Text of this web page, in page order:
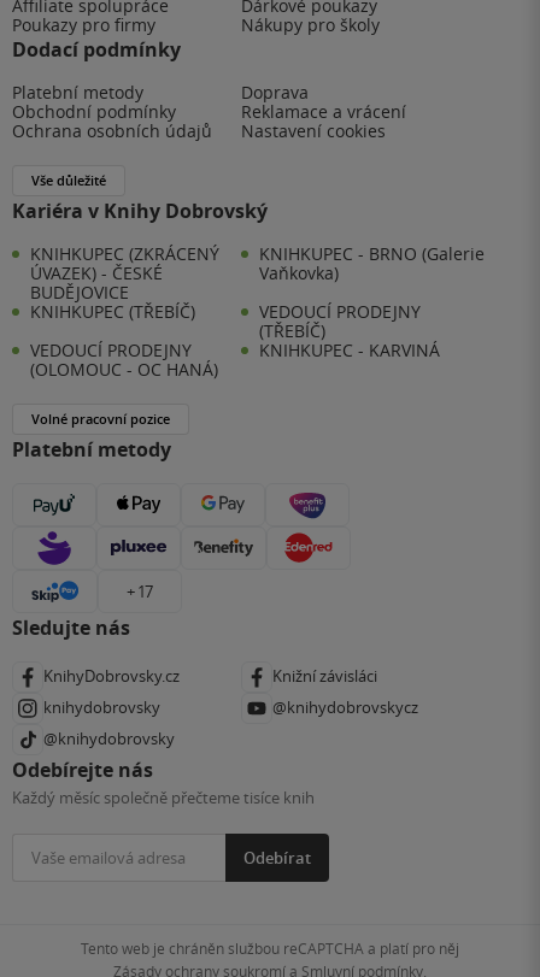
Affiliate spolupráce
Dárkové poukazy
Poukazy pro firmy
Nákupy pro školy
Dodací podmínky
Platební metody
Doprava
Obchodní podmínky
Reklamace a vrácení
Ochrana osobních údajů
Nastavení cookies
Vše důležité
Kariéra v Knihy Dobrovský
KNIHKUPEC (ZKRÁCENÝ
ÚVAZEK) - ČESKÉ
BUDĚJOVICE
KNIHKUPEC - BRNO (Galerie
Vaňkovka)
KNIHKUPEC (TŘEBÍČ)
VEDOUCÍ PRODEJNY
(TŘEBÍČ)
VEDOUCÍ PRODEJNY
(OLOMOUC - OC HANÁ)
KNIHKUPEC - KARVINÁ
Volné pracovní pozice
Platební metody
+ 17
Sledujte nás
KnihyDobrovsky.cz
Knižní závisláci
knihydobrovsky
@knihydobrovskycz
@knihydobrovsky
Odebírejte nás
Každý měsíc společně přečteme tisíce knih
Odebírat
Tento web je chráněn službou reCAPTCHA a platí pro něj
Zásady ochrany soukromía Smluvní podmínky